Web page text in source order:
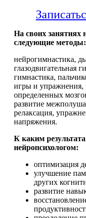
На своих занятиях
следующие методы:
нейрогимнастика,
глазодвигательная
гимнастика,
игры и упражнения,
определенных
развитие
релаксация,
напряжения.
К каким
нейропсихологом:
оптимизация
улучшение
других
развитие